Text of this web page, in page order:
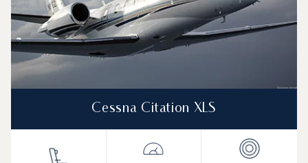
Cessna Citation XLS